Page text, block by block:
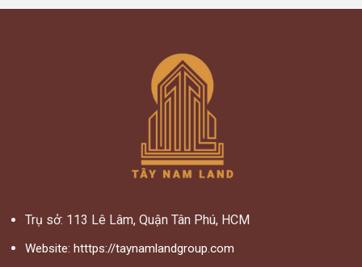
Trụ sở: 113 Lê Lâm, Quận Tân Phú, HCM
Website: htttps://taynamlandgroup.com